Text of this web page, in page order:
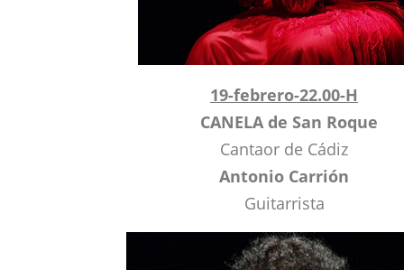
19-febrero-22.00-H
CANELA de San Roque
Cantaor de Cádiz
Antonio Carrión
Guitarrista